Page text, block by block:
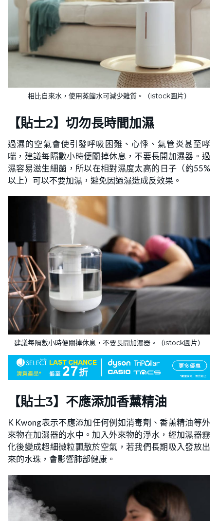
相比自來水，使用蒸餾水可減少雜質。（istock圖片）
【貼士2】切勿長時間加濕
過濕的空氣會使引發呼吸困難、心悸、氣管炎甚至哮
喘，建議每隔數小時便關掉休息，不要長開加濕器。過
濕容易滋生細菌，所以在相對濕度太高的日子（約55%
以上）可以不要加濕，避免因過濕造成反效果。
建議每隔數小時便關掉休息，不要長開加濕器。（istock圖片）
【貼士3】不應添加香薰精油
K Kwong表示不應添加任何例如消毒劑、香薰精油等外
來物在加濕器的水中。加入外來物的淨水，經加濕器霧
化後變成超細微粒飄散於空氣，若我們長期吸入發放出
來的水珠，會影響肺部健康。